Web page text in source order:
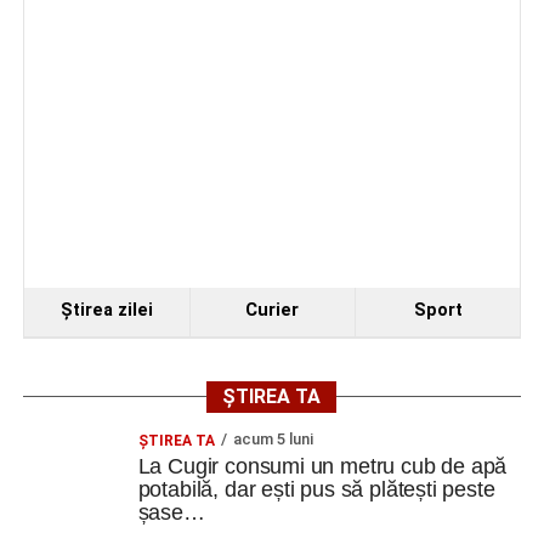
Ştirea zilei Curier Sport
ȘTIREA TA
ȘTIREA TA acum 5 luni
La Cugir consumi un metru cub de apă
potabilă, dar ești pus să plătești peste
șase…